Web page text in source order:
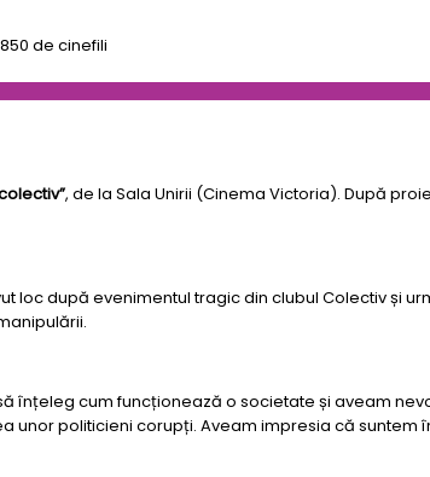
de cinefili
, de la Sala Unirii (Cinema Victoria). După
după evenimentul tragic din clubul Colectiv și
înțeleg cum funcționează o societate și aveam
unor politicieni corupți. Aveam impresia că